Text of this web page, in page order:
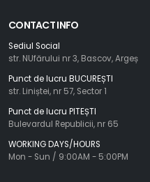
CONTACT INFO
Sediul Social
str. NUfărului nr 3, Bascov, Argeș
Punct de lucru BUCUREȘTI
str. Liniștei, nr 57, Sector 1
Punct de lucru PITEȘTI
Bulevardul Republicii, nr 65
WORKING DAYS/HOURS
Mon - Sun / 9:00AM - 5:00PM